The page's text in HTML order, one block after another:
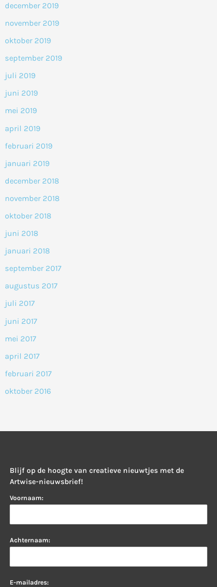
december 2019
november 2019
oktober 2019
september 2019
juli 2019
juni 2019
mei 2019
april 2019
februari 2019
januari 2019
december 2018
november 2018
oktober 2018
juni 2018
januari 2018
september 2017
augustus 2017
juli 2017
juni 2017
mei 2017
april 2017
februari 2017
oktober 2016
Blijf op de hoogte van creatieve nieuwtjes met de
Artwise-nieuwsbrief!
Voornaam:
Achternaam:
E-mailadres: